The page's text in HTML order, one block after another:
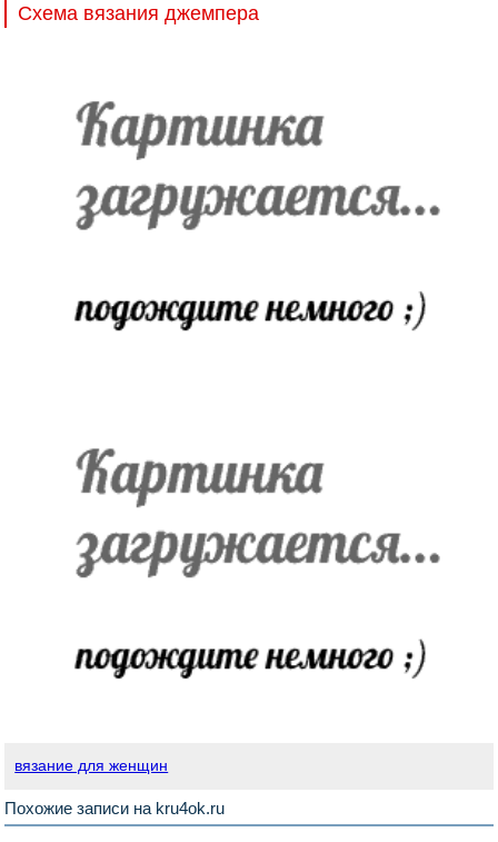
Схема вязания джемпера
вязание для женщин
Похожие записи на kru4ok.ru